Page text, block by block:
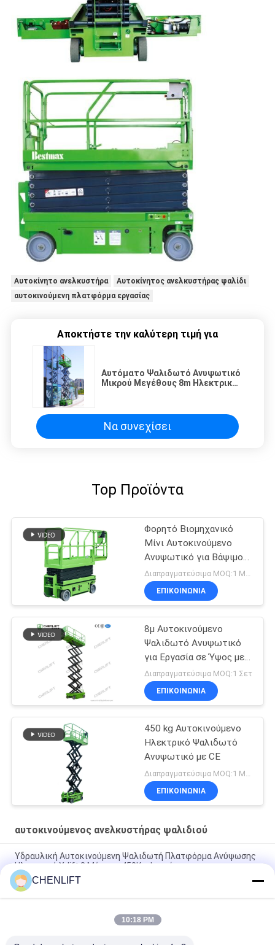
Αυτοκίνητο ανελκυστήρα
Αυτοκίνητος ανελκυστήρας ψαλίδι
αυτοκινούμενη πλατφόρμα εργασίας
Αποκτήστε την καλύτερη τιμή για
Αυτόματο Ψαλιδωτό Ανυψωτικό
Μικρού Μεγέθους 8m Ηλεκτρική
Να συνεχίσει
Top Προϊόντα
Φορητό Βιομηχανικό
Μίνι Αυτοκινούμενο
Ανυψωτικό για Βάψιμο
και Καθαρισμό
Διαπραγματεύσιμα MOQ:1 Μονάδα
ΕΠΙΚΟΙΝΩΝΙΑ
8μ Αυτοκινούμενο
Ψαλιδωτό Ανυψωτικό
για Εργασία σε Ύψος με
Φορτίο 230Kg
Διαπραγματεύσιμα MOQ:1 Σετ
ΕΠΙΚΟΙΝΩΝΙΑ
450 kg Αυτοκινούμενο
Ηλεκτρικό Ψαλιδωτό
Ανυψωτικό με CE
ΕΠΙΚΟΙΝΩΝΙΑ
αυτοκινούμενος ανελκυστήρας ψαλιδιού
Υδραυλική Αυτοκινούμενη Ψαλιδωτή Πλατφόρμα Ανύψωσης
Ηλεκτρική X-lift 8 Μέτρων 450Kg Φορτίο
6m ύψος πλατφόρμας αυτοκινούμενο ανελκυστήρα ψαλίδι με
πλατφόρμα επέκτασης
MC1000 12μm Ερπυστριοφόρο Αυτοκινούμενο Ψαλιδωτό
CHENLIFT
10:18 PM